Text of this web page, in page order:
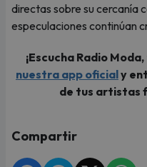
directas sobre su cercanía
especulaciones continúan
¡Escucha Radio
nuestra app oficialy
de tus artistas
Compartir